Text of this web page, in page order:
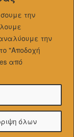
την
την
"Αποδοχή
από
όλων